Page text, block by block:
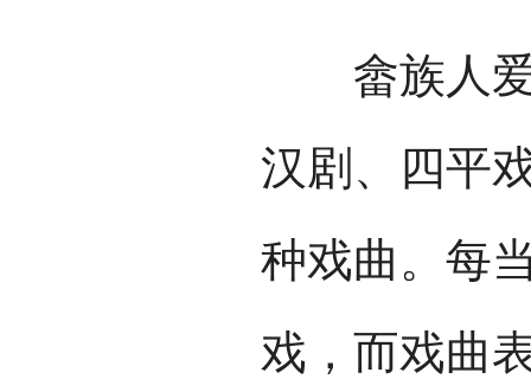
畲族人爱
汉剧、四平
种戏曲。每
戏，而戏曲